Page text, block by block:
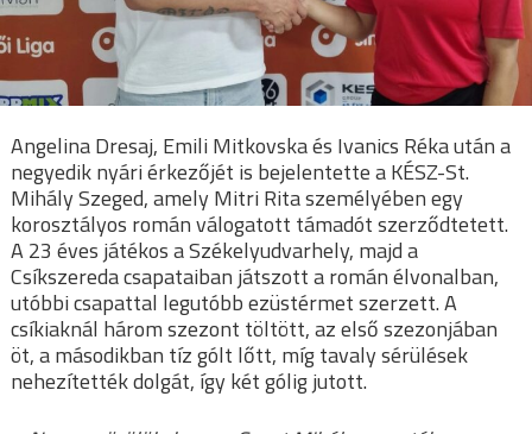
Angelina Dresaj, Emili Mitkovska és Ivanics Réka után a
negyedik nyári érkezőjét is bejelentette a KÉSZ-St.
Mihály Szeged, amely Mitri Rita személyében egy
korosztályos román válogatott támadót szerződtetett.
A 23 éves játékos a Székelyudvarhely, majd a
Csíkszereda csapataiban játszott a román élvonalban,
utóbbi csapattal legutóbb ezüstérmet szerzett. A
csíkiaknál három szezont töltött, az első szezonjában
öt, a másodikban tíz gólt lőtt, míg tavaly sérülések
nehezítették dolgát, így két gólig jutott.